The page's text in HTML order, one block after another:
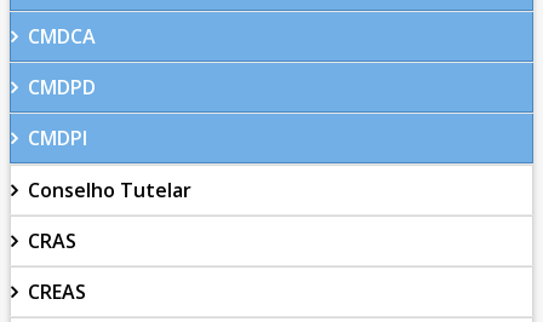
CMDCA
CMDPD
CMDPI
Conselho Tutelar
CRAS
CREAS